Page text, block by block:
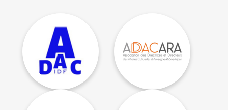
Présidentes : Anne
BRUMENT et Marianne
REVOY
Association des
Directrices et
Directeurs des Affaires
Culturelles d’Île-de-
France
BESNEC
Association des DACs
de la région